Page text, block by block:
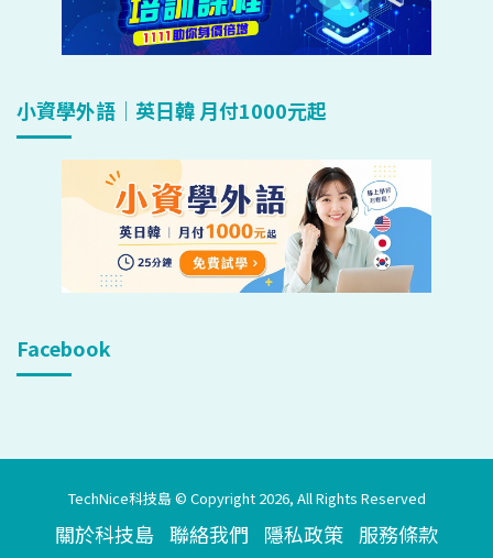
小資學外語｜英日韓 月付1000元起
Facebook
TechNice科技島 © Copyright 2026, All Rights Reserved
關於科技島 聯絡我們 隱私政策 服務條款